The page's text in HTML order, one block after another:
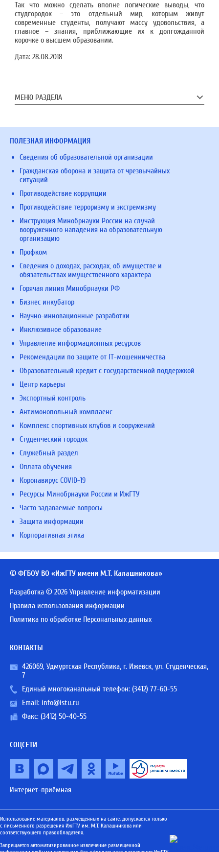
Так что можно сделать вполне логические выводы, что
студгородок – это отдельный мир, которым живут
современные студенты, получают массу удовольствия, а
главное – знания, приближающие их к долгожданной
корочке о высшем образовании.
Дата: 28.08.2018
МЕНЮ РАЗДЕЛА
ПОЛЕЗНАЯ ИНФОРМАЦИЯ
Сведения об образовательной организации
Гражданская оборона и защита от чрезвычайных
ситуаций
Противодействие коррупции
Противодействие терроризму и экстремизму
Инструкция Минобрнауки России на случай
вооруженного нападения на образовательную
организацию
Профком
Сведения о доходах, расходах, об имуществе и
обязательствах имущественного характера
Горячая линия Минобрнауки РФ
Бизнес инкубатор
Научно-инновационные разработки
Инклюзивное образование
Управление информационных ресурсов
Рекомендации по защите от IT-мошенничества
Образовательный кредит с государственной поддержкой
Центр карьеры
Экспортный контроль
Антимонопольный комплаенс
Комплекс спортивных клубов и сооружений
Студенческий городок
Служебный раздел
Оплата обучения
Коронавирус COVID-19
Ресурсы Минобрнауки России и ИжГТУ
Часто задаваемые вопросы
Защита информации
Корпоративная этика
© ФГБОУ ВО «ИжГТУ имени М.Т. Калашникова»
Разработка © 2026 Управление информатизации
Правила использования информации
Политика по обработке Персональных данных
КОНТАКТЫ
426069, Удмуртская Республика, г. Ижевск, ул. Студенческая,
7
Единый многоканальный телефон: (3412) 77-60-55
Email: info@istu.ru
Факс: (3412) 50-40-55
СОЦСЕТИ
Интернет-приёмная
Использование материалов, размещенных на сайте, допускается только
с письменного разрешения ИжГТУ им. М.Т. Калашникова или
соответствующего правообладателя.
Запрещается автоматизированное извлечение размещенной